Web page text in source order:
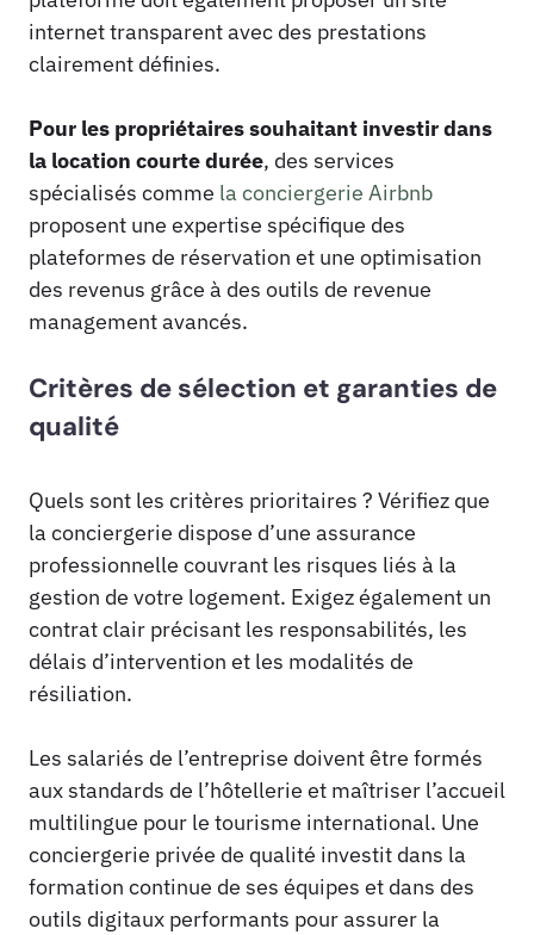
internet transparent avec des prestations
clairement définies.
Pour les propriétaires souhaitant investir dans
la location courte durée, des services
spécialisés comme la conciergerie Airbnb
proposent une expertise spécifique des
plateformes de réservation et une optimisation
des revenus grâce à des outils de revenue
management avancés.
Critères de sélection et garanties de
qualité
Quels sont les critères prioritaires ? Vérifiez que
la conciergerie dispose d’une assurance
professionnelle couvrant les risques liés à la
gestion de votre logement. Exigez également un
contrat clair précisant les responsabilités, les
délais d’intervention et les modalités de
résiliation.
Les salariés de l’entreprise doivent être formés
aux standards de l’hôtellerie et maîtriser l’accueil
multilingue pour le tourisme international. Une
conciergerie privée de qualité investit dans la
formation continue de ses équipes et dans des
outils digitaux performants pour assurer la